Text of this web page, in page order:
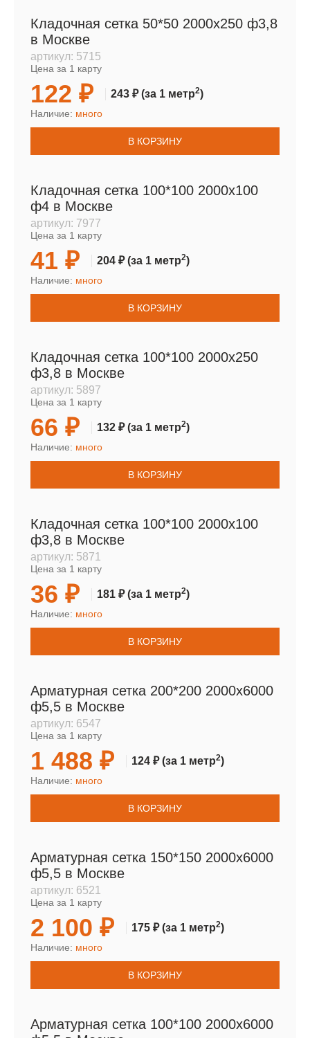
Кладочная сетка 50*50 2000х250 ф3,8
в Москве
артикул: 5715
Цена за 1 карту
122 ₽ 243 ₽(за 1 метр2)
Наличие: много
В КОРЗИНУ
Кладочная сетка 100*100 2000х100
ф4 в Москве
артикул: 7977
Цена за 1 карту
41 ₽ 204 ₽(за 1 метр2)
Наличие: много
В КОРЗИНУ
Кладочная сетка 100*100 2000х250
ф3,8 в Москве
артикул: 5897
Цена за 1 карту
66 ₽ 132 ₽(за 1 метр2)
Наличие: много
В КОРЗИНУ
Кладочная сетка 100*100 2000х100
ф3,8 в Москве
артикул: 5871
Цена за 1 карту
36 ₽ 181 ₽(за 1 метр2)
Наличие: много
В КОРЗИНУ
Арматурная сетка 200*200 2000х6000
ф5,5 в Москве
артикул: 6547
Цена за 1 карту
1 488 ₽ 124 ₽(за 1 метр2)
Наличие: много
В КОРЗИНУ
Арматурная сетка 150*150 2000х6000
ф5,5 в Москве
артикул: 6521
Цена за 1 карту
2 100 ₽ 175 ₽(за 1 метр2)
Наличие: много
В КОРЗИНУ
Арматурная сетка 100*100 2000х6000